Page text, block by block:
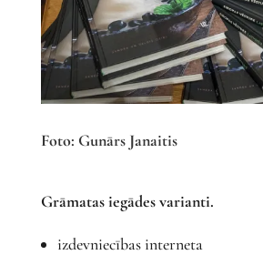
Foto: Gunārs Janaitis
Grāmatas iegādes varianti.
izdevniecības interneta